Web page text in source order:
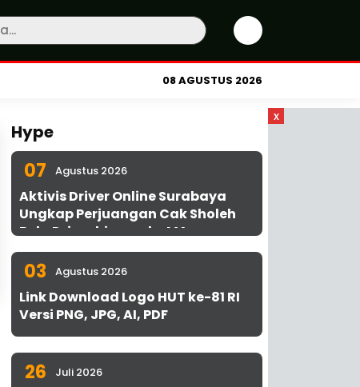
08 AGUSTUS 2026
x
Hype
07 Agustus 2026
Aktivis Driver Online Surabaya
Ungkap Perjuangan Cak Sholeh
Bela Driver hingga ke MA
03 Agustus 2026
Link Download Logo HUT ke-81 RI
Versi PNG, JPG, AI, PDF
26 Juli 2026